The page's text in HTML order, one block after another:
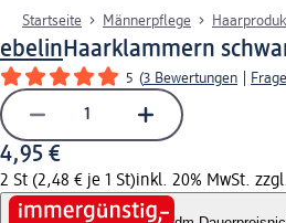
Startseite Männerpflege
ebelin Haarklammern
5 (3 Bewertungen
4,95 €
2 St (2,48 € je 1 St)inkl. 20% MwSt. zzgl.